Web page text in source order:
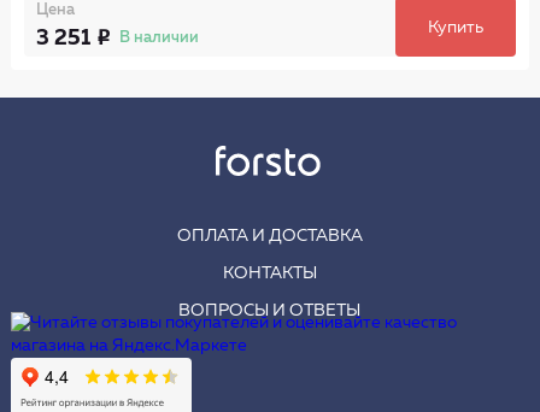
Цена
3 251 В наличии
Купить
ОПЛАТА И ДОСТАВКА
КОНТАКТЫ
ВОПРОСЫ И ОТВЕТЫ